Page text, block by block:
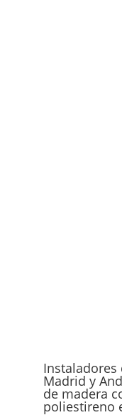
Instaladores
Madrid y
de madera
poliestireno